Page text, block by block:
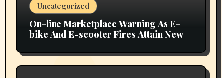
Uncategorized
On-line Marketplace Warning As E-
bike And E-scooter Fires Attain New